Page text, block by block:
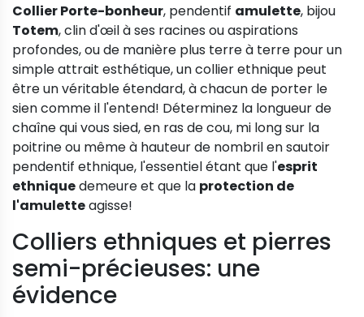
Collier Porte-bonheur, pendentif amulette, bijou
Totem, clin d'œil à ses racines ou aspirations
profondes, ou de manière plus terre à terre pour un
simple attrait esthétique, un collier ethnique peut
être un véritable étendard, à chacun de porter le
sien comme il l'entend! Déterminez la longueur de
chaîne qui vous sied, en ras de cou, mi long sur la
poitrine ou même à hauteur de nombril en sautoir
pendentif ethnique, l'essentiel étant que l'esprit
ethniquedemeure et que la protection de
l'amuletteagisse!
Colliers ethniques et pierres
semi-précieuses: une
évidence